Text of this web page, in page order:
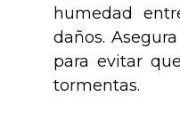
humedad
daños.
para evitar
tormentas.